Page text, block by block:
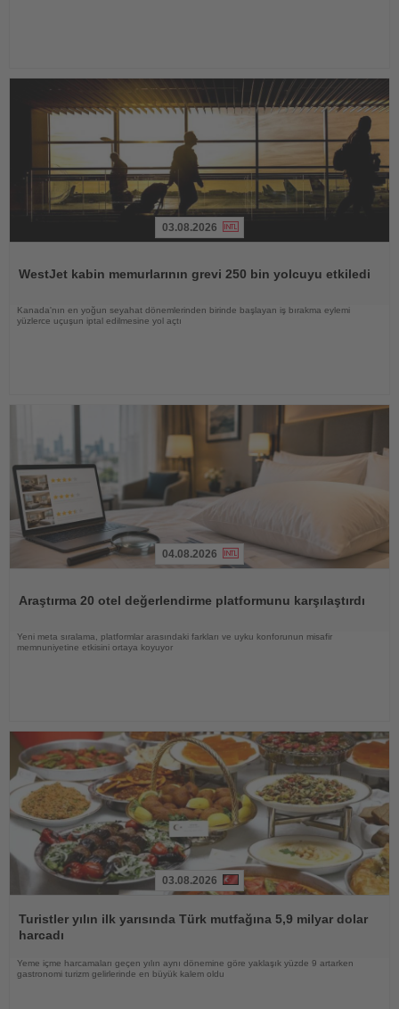
03.08.2026
WestJet kabin memurlarının grevi 250 bin yolcuyu etkiledi
Kanada'nın en yoğun seyahat dönemlerinden birinde başlayan iş bırakma eylemi
yüzlerce uçuşun iptal edilmesine yol açtı
04.08.2026
Araştırma 20 otel değerlendirme platformunu karşılaştırdı
Yeni meta sıralama, platformlar arasındaki farkları ve uyku konforunun misafir
memnuniyetine etkisini ortaya koyuyor
Oku
03.08.2026
Turistler yılın ilk yarısında Türk mutfağına 5,9 milyar dolar
harcadı
Yeme içme harcamaları geçen yılın aynı dönemine göre yaklaşık yüzde 9 artarken
gastronomi turizm gelirlerinde en büyük kalem oldu